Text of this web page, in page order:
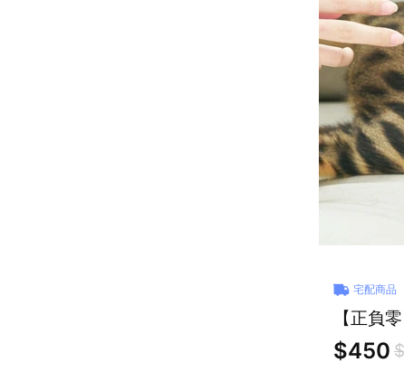
宅配商品
【正負
$450